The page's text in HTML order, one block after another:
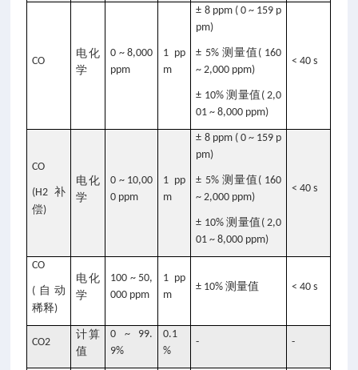
CO
电化
学
0 ~ 8,000
ppm
1 pp
m
± 8 ppm ( 0 ~ 159 p
pm)
± 5% 测量值 ( 160
~ 2,000 ppm)
± 10%测量值 ( 2,0
01 ~ 8,000 ppm)
< 40 s
CO
(H2 补
偿)
电化
学
0 ~ 10,00
0 ppm
1 pp
m
± 8 ppm ( 0 ~ 159 p
pm)
± 5% 测量值 ( 160
~ 2,000 ppm)
± 10%测量值 ( 2,0
01 ~ 8,000 ppm)
< 40 s
CO
( 自动
稀释)
电化
学
100 ~ 50,
000 ppm
1 pp
m
± 10%测量值 < 40 s
CO2
计算
值
0 ~ 99.
9%
0.1
%
- -